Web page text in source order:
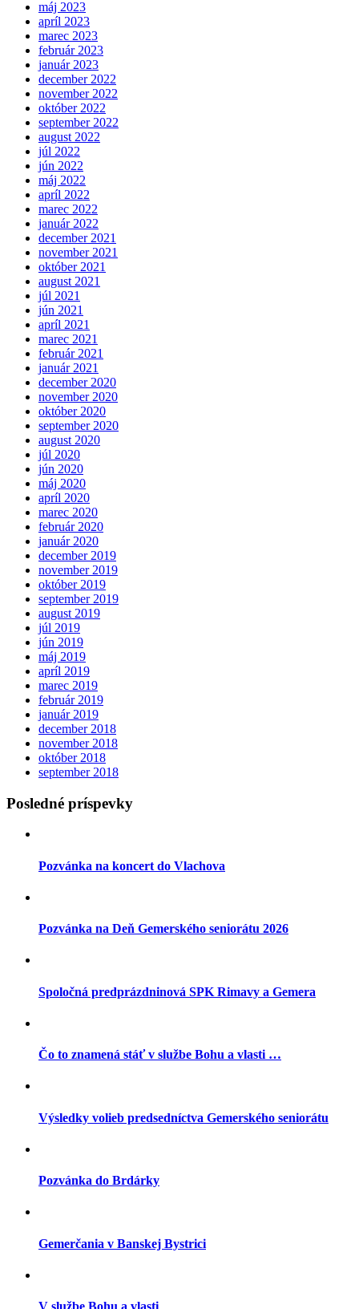
máj 2023
apríl 2023
marec 2023
február 2023
január 2023
december 2022
november 2022
október 2022
september 2022
august 2022
júl 2022
jún 2022
máj 2022
apríl 2022
marec 2022
január 2022
december 2021
november 2021
október 2021
august 2021
júl 2021
jún 2021
apríl 2021
marec 2021
február 2021
január 2021
december 2020
november 2020
október 2020
september 2020
august 2020
júl 2020
jún 2020
máj 2020
apríl 2020
marec 2020
február 2020
január 2020
december 2019
november 2019
október 2019
september 2019
august 2019
júl 2019
jún 2019
máj 2019
apríl 2019
marec 2019
február 2019
január 2019
december 2018
november 2018
október 2018
september 2018
Posledné príspevky
Pozvánka na koncert do Vlachova
Pozvánka na Deň Gemerského seniorátu 2026
Spoločná predprázdninová SPK Rimavy a Gemera
Čo to znamená stáť v službe Bohu a vlasti …
Výsledky volieb predsedníctva Gemerského seniorátu
Pozvánka do Brdárky
Gemerčania v Banskej Bystrici